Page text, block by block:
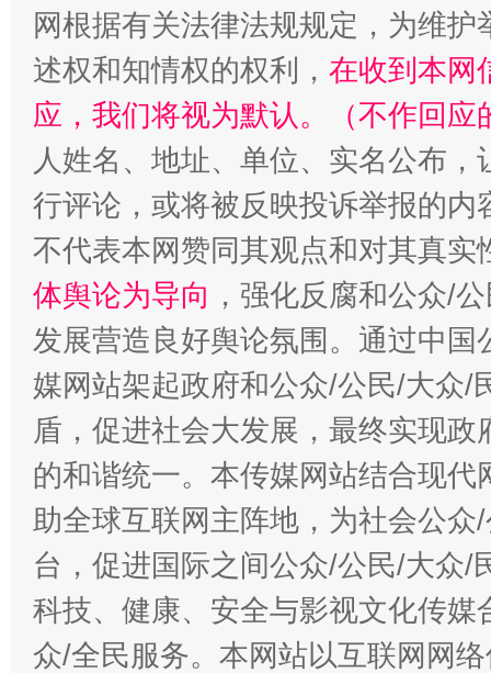
网根据有关法律法规规定，为维
述权和知情权的权利， 在收到本网
应，我们将视为默认。（不作回应
人姓名、地址、单位、实名公布
行评论，或将被反映投诉举报的
不代表本网赞同其观点和对其真实
体舆论为导向 ，强化反腐和公众/
发展营造良好舆论氛围。通过中
媒网站架起政府和公众/公民/大众/
盾，促进社会大发展，最终实现
的和谐统一。本传媒网站结合现
助全球互联网主阵地，为社会公
台，促进国际之间公众/公民/大众/
科技、健康、安全与影视文化传
众/全民服务。本网站以互联网网